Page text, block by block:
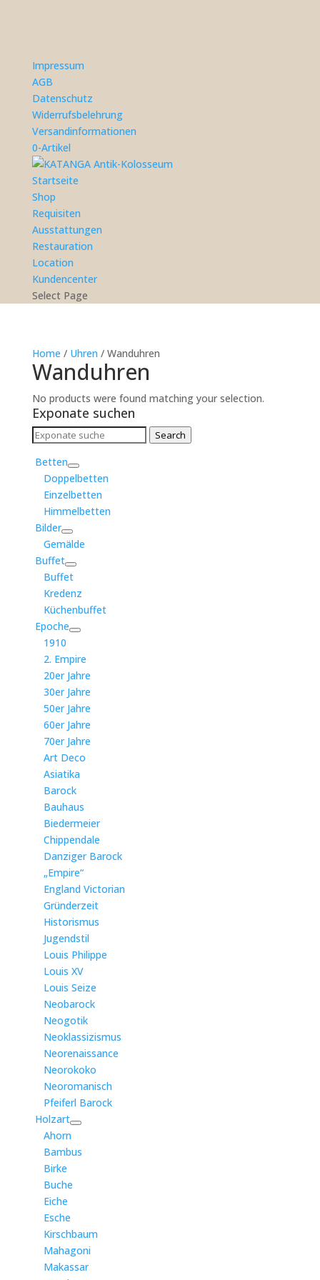
Impressum
AGB
Datenschutz
Widerrufsbelehrung
Versandinformationen
0-Artikel
Startseite
Shop
Requisiten
Ausstattungen
Restauration
Location
Kundencenter
Select Page
Home / Uhren / Wanduhren
Wanduhren
No products were found matching your selection.
Exponate suchen
Search
Search
Betten
Doppelbetten
Einzelbetten
Himmelbetten
Bilder
Gemälde
Buffet
Buffet
Kredenz
Küchenbuffet
Epoche
1910
2. Empire
20er Jahre
30er Jahre
50er Jahre
60er Jahre
70er Jahre
Art Deco
Asiatika
Barock
Bauhaus
Biedermeier
Chippendale
Danziger Barock
„Empire“
England Victorian
Gründerzeit
Historismus
Jugendstil
Louis Philippe
Louis XV
Louis Seize
Neobarock
Neogotik
Neoklassizismus
Neorenaissance
Neorokoko
Neoromanisch
Pfeiferl Barock
Holzart
Ahorn
Bambus
Birke
Buche
Eiche
Esche
Kirschbaum
Mahagoni
Makassar